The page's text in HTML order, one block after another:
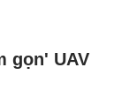
gọn' UAV